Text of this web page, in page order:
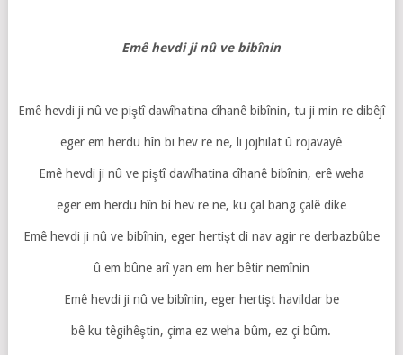
Emê hevdi ji nû ve bibînin
Emê hevdi ji nû ve piştî dawîhatina cîhanê bibînin, tu ji min re dibêjî
eger em herdu hîn bi hev re ne, li jojhilat û rojavayê
Emê hevdi ji nû ve piştî dawîhatina cîhanê bibînin, erê weha
eger em herdu hîn bi hev re ne, ku çal bang çalê dike
Emê hevdi ji nû ve bibînin, eger hertişt di nav agir re derbazbûbe
û em bûne arî yan em her bêtir nemînin
Emê hevdi ji nû ve bibînin, eger hertişt havildar be
bê ku têgihêştin, çima ez weha bûm, ez çi bûm.